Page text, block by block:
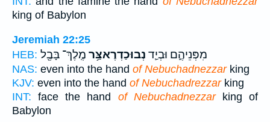
king of Babylon
Jeremiah 22:25
HEB:
מִפְּנֵיהֶ֑ם וּבְיַ֛ד נְבוּכַדְרֶאצַּ֥ר מֶֽלֶךְ־ בָּבֶ֖ל
NAS: even into the hand of Nebuchadnezzarking
KJV: even into the hand of Nebuchadrezzarking
INT: face the hand of Nebuchadnezzarking of
Babylon